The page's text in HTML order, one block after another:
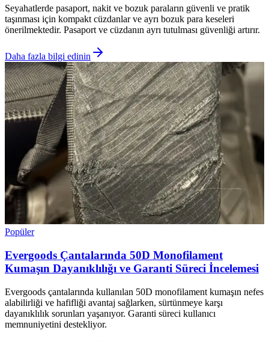
Seyahatlerde pasaport, nakit ve bozuk paraların güvenli ve pratik
taşınması için kompakt cüzdanlar ve ayrı bozuk para keseleri
önerilmektedir. Pasaport ve cüzdanın ayrı tutulması güvenliği artırır.
Daha fazla bilgi edinin
Popüler
Evergoods Çantalarında 50D Monofilament
Kumaşın Dayanıklılığı ve Garanti Süreci İncelemesi
Evergoods çantalarında kullanılan 50D monofilament kumaşın nefes
alabilirliği ve hafifliği avantaj sağlarken, sürtünmeye karşı
dayanıklılık sorunları yaşanıyor. Garanti süreci kullanıcı
memnuniyetini destekliyor.